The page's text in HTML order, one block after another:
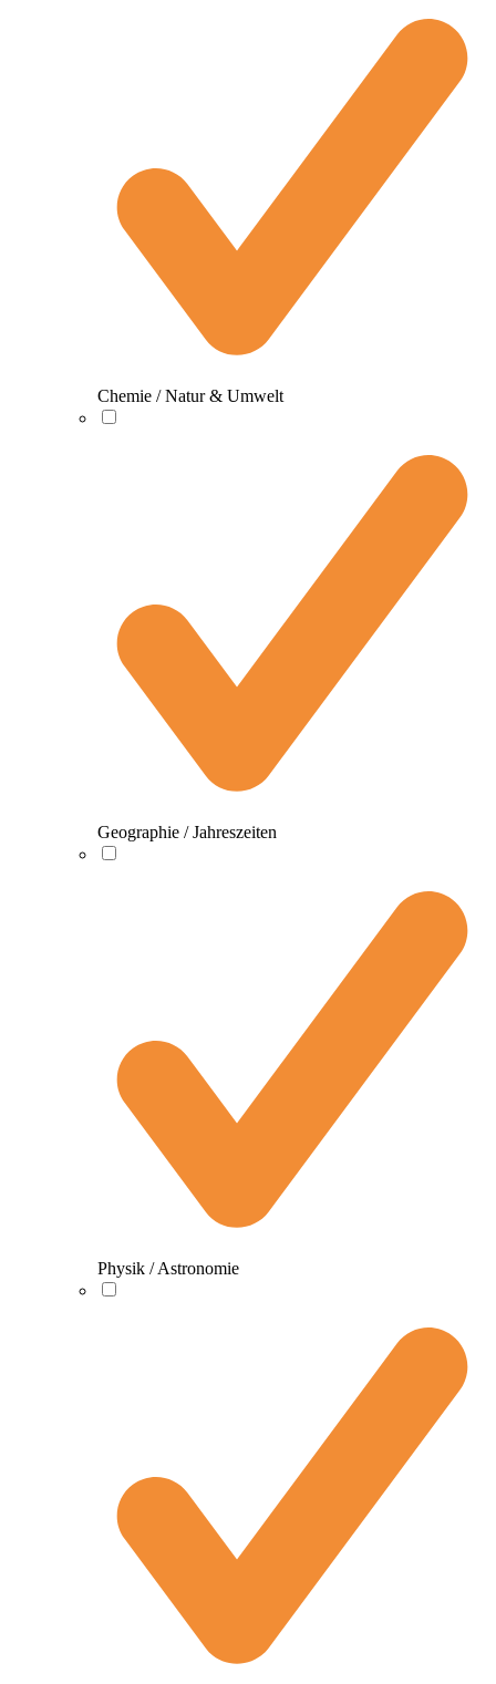
Chemie / Natur & Umwelt
Geographie / Jahreszeiten
Physik / Astronomie